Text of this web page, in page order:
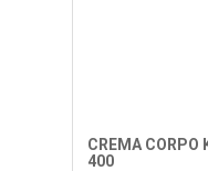
CREMA CORPO
400